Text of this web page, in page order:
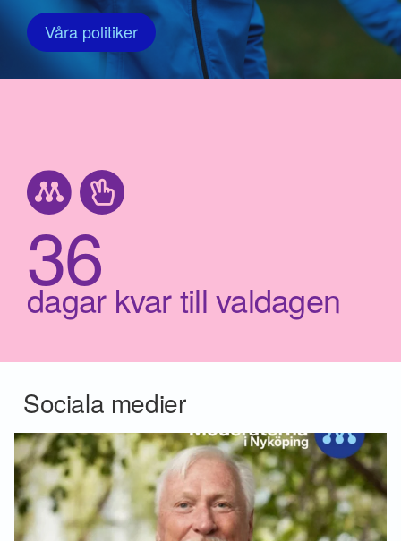
36
dagar kvar till valdagen
Våra politiker
Sociala medier